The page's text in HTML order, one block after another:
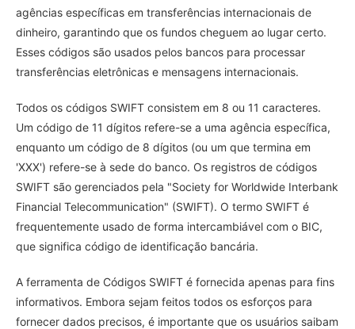
agências específicas em transferências internacionais de
dinheiro, garantindo que os fundos cheguem ao lugar certo.
Esses códigos são usados pelos bancos para processar
transferências eletrônicas e mensagens internacionais.
Todos os códigos SWIFT consistem em 8 ou 11 caracteres.
Um código de 11 dígitos refere-se a uma agência específica,
enquanto um código de 8 dígitos (ou um que termina em
'XXX') refere-se à sede do banco. Os registros de códigos
SWIFT são gerenciados pela "Society for Worldwide Interbank
Financial Telecommunication" (SWIFT). O termo SWIFT é
frequentemente usado de forma intercambiável com o BIC,
que significa código de identificação bancária.
A ferramenta de Códigos SWIFT é fornecida apenas para fins
informativos. Embora sejam feitos todos os esforços para
fornecer dados precisos, é importante que os usuários saibam